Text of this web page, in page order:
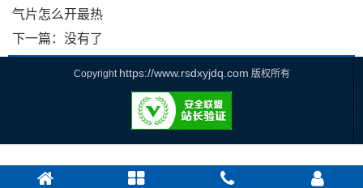
气片怎么开最热
下一篇：没有了
Copyright https://www.rsdxyjdq.com 版权所有